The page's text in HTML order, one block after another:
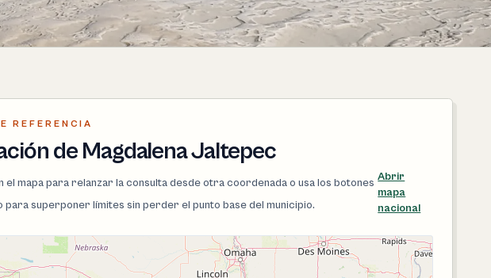
REFERENCIA
de Magdalena Jaltepec
el mapa para relanzar la consulta desde otra coordenada o usa los botones
para superponer límites sin perder el punto base del municipio.
Abrir
mapa
nacional